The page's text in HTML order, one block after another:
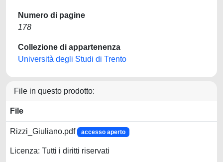
Numero di pagine
178
Collezione di appartenenza
Università degli Studi di Trento
File in questo prodotto:
File
Rizzi_Giuliano.pdf accesso aperto
Licenza: Tutti i diritti riservati